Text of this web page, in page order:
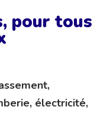
pour tous
électricité,